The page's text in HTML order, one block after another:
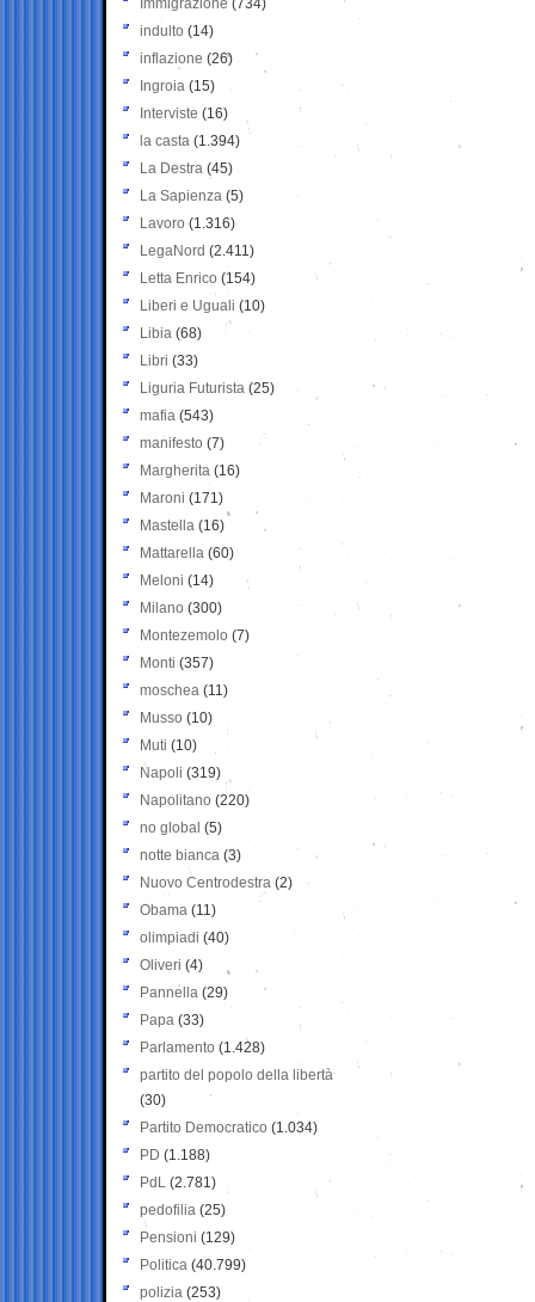
Immigrazione (734)
indulto (14)
inflazione (26)
Ingroia (15)
Interviste (16)
la casta (1.394)
La Destra (45)
La Sapienza (5)
Lavoro (1.316)
LegaNord (2.411)
Letta Enrico (154)
Liberi e Uguali (10)
Libia (68)
Libri (33)
Liguria Futurista (25)
mafia (543)
manifesto (7)
Margherita (16)
Maroni (171)
Mastella (16)
Mattarella (60)
Meloni (14)
Milano (300)
Montezemolo (7)
Monti (357)
moschea (11)
Musso (10)
Muti (10)
Napoli (319)
Napolitano (220)
no global (5)
notte bianca (3)
Nuovo Centrodestra (2)
Obama (11)
olimpiadi (40)
Oliveri (4)
Pannella (29)
Papa (33)
Parlamento (1.428)
partito del popolo della libertà
(30)
Partito Democratico (1.034)
PD (1.188)
PdL (2.781)
pedofilia (25)
Pensioni (129)
Politica (40.799)
polizia (253)